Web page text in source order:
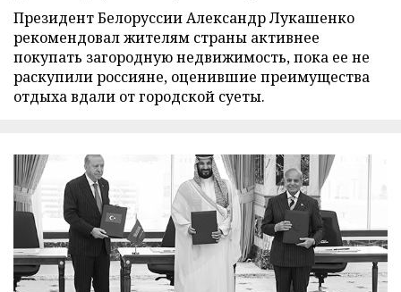
Президент Белоруссии Александр Лукашенко
рекомендовал жителям страны активнее
покупать загородную недвижимость, пока ее не
раскупили россияне, оценившие преимущества
отдыха вдали от городской суеты.